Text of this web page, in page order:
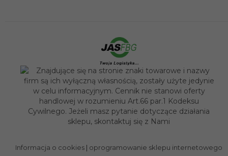
sklep@opocznoplytki.pl
Informacja o cookies | oprogramowanie sklepu internetowego